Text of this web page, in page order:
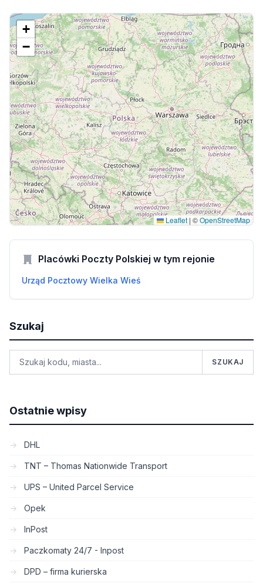
+
−
Leaflet | ©OpenStreetMap
Placówki Poczty Polskiej w tym rejonie
Urząd Pocztowy Wielka Wieś
Szukaj
SZUKAJ
Ostatnie wpisy
DHL
TNT – Thomas Nationwide Transport
UPS – United Parcel Service
Opek
InPost
Paczkomaty 24/7 - Inpost
DPD – firma kurierska